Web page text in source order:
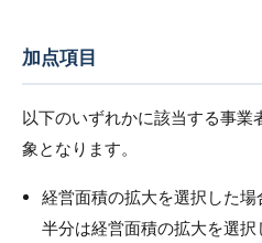
加点項目
以下のいずれかに該当する事
象となります。
経営面積の拡大を選択した
半分は経営面積の拡大を選択